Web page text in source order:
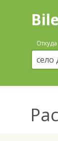
Поиск
Откуда